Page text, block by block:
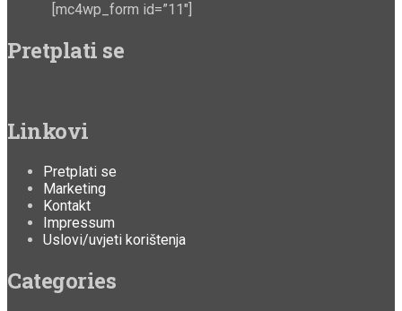
[mc4wp_form id=”11″]
Pretplati se
Linkovi
Pretplati se
Marketing
Kontakt
Impressum
Uslovi/uvjeti korištenja
Categories